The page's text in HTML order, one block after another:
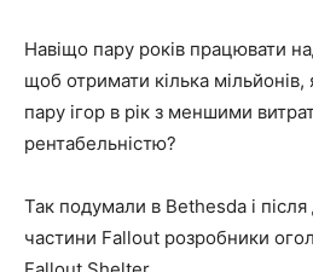
Навіщо пару років працювати
щоб отримати кілька
пару ігор в рік з меншими
рентабельністю?
Так подумали в Bethesda і після
частини Fallout розробники